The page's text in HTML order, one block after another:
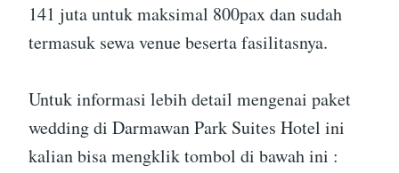
141 juta untuk maksimal 800pax dan sudah
termasuk sewa venue beserta fasilitasnya.
Untuk informasi lebih detail mengenai paket
wedding di Darmawan Park Suites Hotel ini
kalian bisa mengklik tombol di bawah ini :